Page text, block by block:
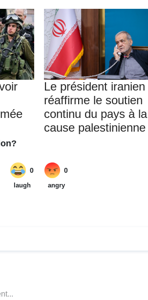
Le président iranien
réaffirme le soutien
continu du pays à la
cause palestinienne